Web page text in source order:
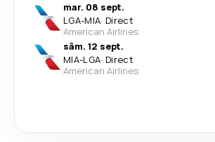
mar. 08 sept.
LGA-MIA· Direct
American Airlines
sâm. 12 sept.
MIA-LGA· Direct
American Airlines